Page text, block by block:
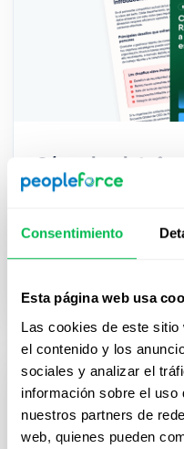
Consentimiento
Esta página web usa
Las cookies de este
el contenido y los
sociales y analizar el
información sobre el uso
nuestros partners de
web, quienes pueden
Cómo la
las empresas a
equipo para alcanzar